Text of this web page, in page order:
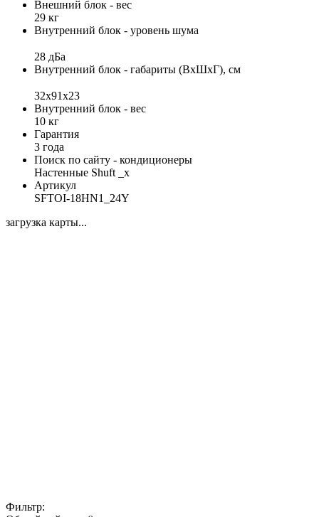
Внешний блок - вес
29 кг
Внутренний блок - уровень шума
28 дБа
Внутренний блок - габариты (ВхШхГ), см
32x91x23
Внутренний блок - вес
10 кг
Гарантия
3 года
Поиск по сайту - кондиционеры
Настенные Shuft _x
Артикул
SFTOI-18HN1_24Y
загрузка карты...
Фильтр: